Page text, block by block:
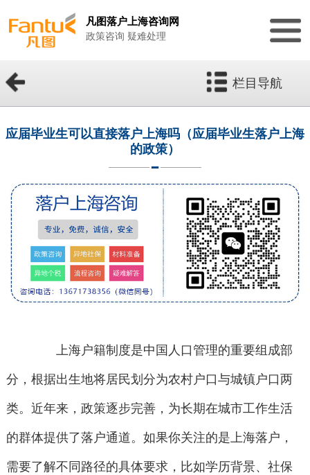
凡图落户上海咨询网
政策咨询 疑难处理
栏目导航
应届毕业生可以直接落户上海吗（应届毕业生落户上海
的政策）
上海户籍制度是中国人口管理的重要组成部
分，根据出生地将居民划分为农村户口与城镇户口两
类。近年来，政策逐步完善，为长期在城市工作生活
的群体提供了落户通道。如果你关注的是上海落户，
需要了解不同路径的具体要求，比如学历背景、社保